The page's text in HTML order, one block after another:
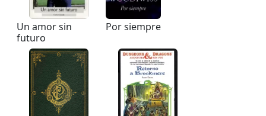
Un amor sin
futuro
Por siempre